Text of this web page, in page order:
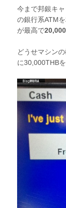
今まで邦銀キ
の銀行系ATM
が最高で
どうせマシン
に30,000THB